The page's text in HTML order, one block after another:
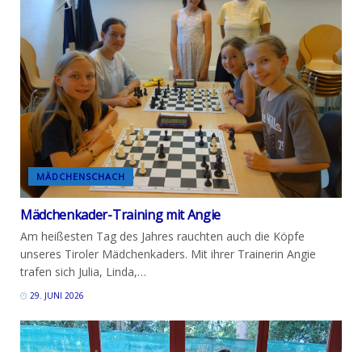
MÄDCHENSCHACH
Mädchenkader-Training mit Angie
Am heißesten Tag des Jahres rauchten auch die Köpfe
unseres Tiroler Mädchenkaders. Mit ihrer Trainerin Angie
trafen sich Julia, Linda,…
29. JUNI 2026